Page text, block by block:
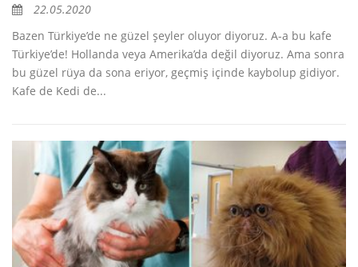
22.05.2020
Bazen Türkiye’de ne güzel şeyler oluyor diyoruz. A-a bu kafe
Türkiye’de! Hollanda veya Amerika’da değil diyoruz. Ama sonra
bu güzel rüya da sona eriyor, geçmiş içinde kaybolup gidiyor.
Kafe de Kedi de...